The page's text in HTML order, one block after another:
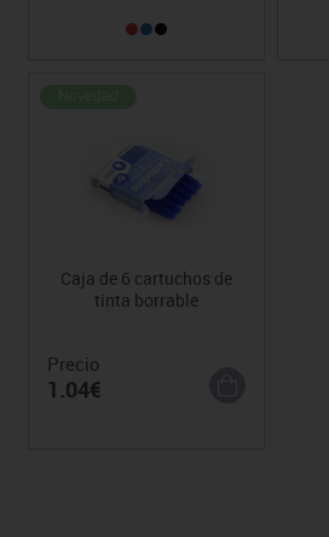
Caja de 6 cartuchos de
tinta borrable
Precio
1.04€